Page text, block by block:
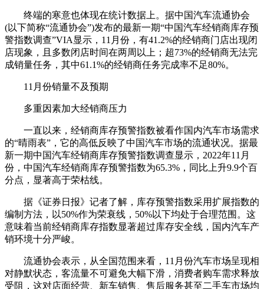
终端的寒意也体现在统计数据上。据中国汽车流通协会
(以下简称“流通协会”)发布的最新一期“中国汽车经销商库存预
警指数调查”VIA显示，11月份，有41.2%的经销商门店出现闭
店现象，且多数闭店时间在两周以上；超73%的经销商无法完
成销量任务，其中61.1%的经销商任务完成率不足80%。
11月份销量不及预期
多重因素加大经销商压力
一直以来，经销商库存预警指数被看作国内汽车市场需求
的“晴雨表”，它的高低反映了中国汽车市场的流通状况。据最
新一期中国汽车经销商库存预警指数调查显示，2022年11月
份，中国汽车经销商库存预警指数为65.3%，同比上升9.9个百
分点，显著高于荣枯线。
据《证券日报》记者了解，库存预警指数采用扩展指数的
编制方法，以50%作为荣衰线，50%以下均处于合理范围。这
意味着当前经销商库存指数显著超过库存安全线，国内汽车产
销环境十分严峻。
流通协会表示，从全国范围来看，11月份汽车市场呈现相
对静默状态，客流量不可避免大幅下滑，消费者购车需求释放
受阻，这对店面经营、新车销售、售后服务甚至二手车市场均